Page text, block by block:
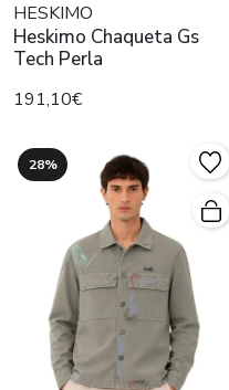
HESKIMO
Heskimo Chaqueta Gs
Tech Perla
191,10€
28%